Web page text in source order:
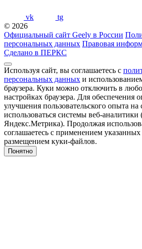
vk
tg
© 2026
Официальный сайт Geely в России
персональных данных Правовая
Сделано в ПЕРКС
Используя сайт, вы соглашаетесь с
персональных данных и
браузера. Куки можно отключить в
настройках браузера. Для обеспечения
улучшения пользовательского опыта на
использоваться системы веб-аналитики
Яндекс.Метрика). Продолжая
соглашаетесь с применением
размещением куки-файлов.
Понятно